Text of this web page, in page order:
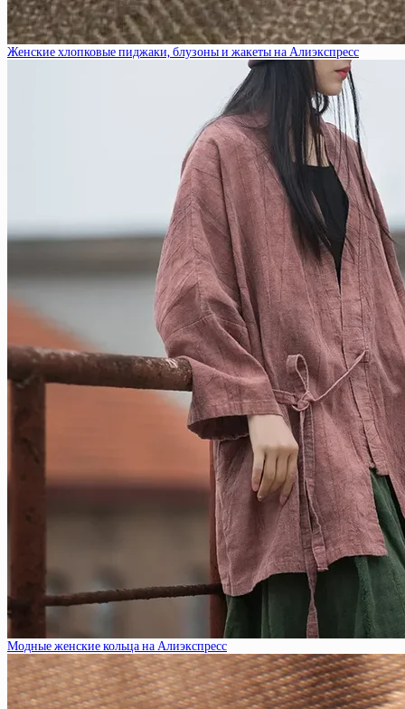
Женские хлопковые пиджаки, блузоны и жакеты на Алиэкспресс
Модные женские кольца на Алиэкспресс